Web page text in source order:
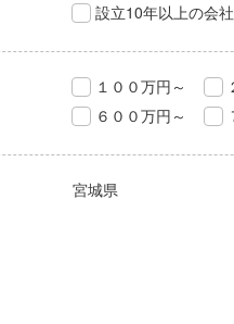
設立10年以上の会社
１００万円～
６００万円～
宮城県